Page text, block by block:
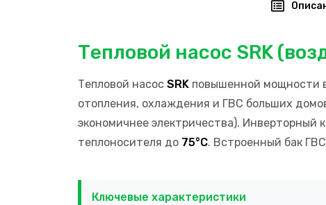
Тепловой насос SRK
Тепловой насос SRK повышенной мощности
отопления, охлаждения и ГВС больших
экономичнее электричества). Инверторный
теплоносителя до 75°C. Встроенный бак ГВС
Ключевые характеристики